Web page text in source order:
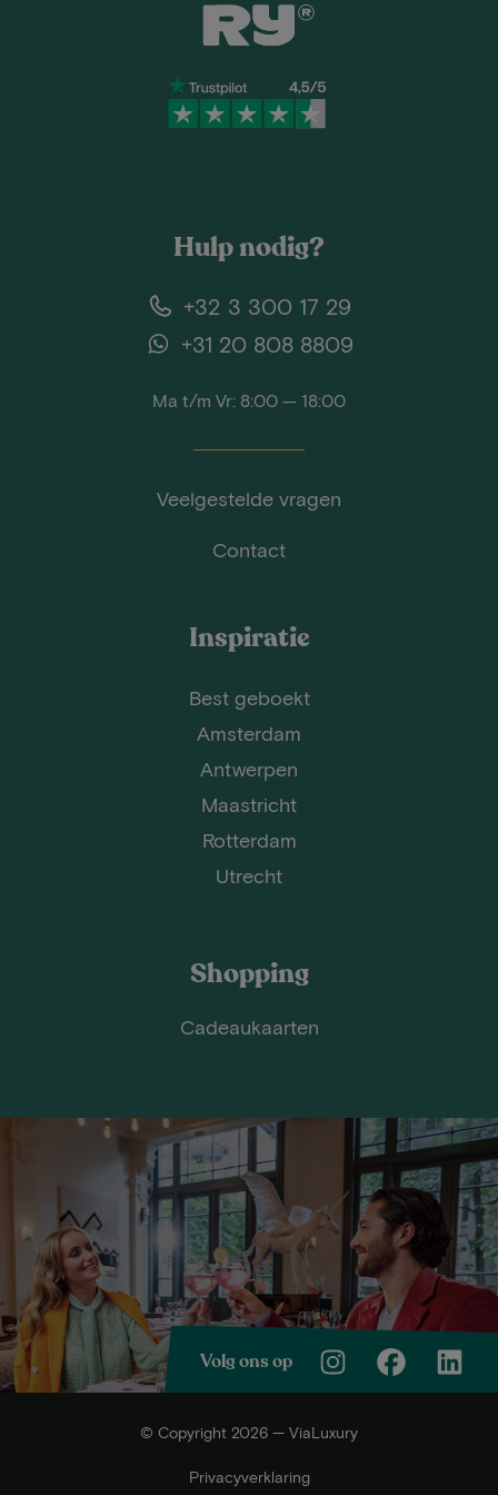
Hulp nodig?
+32 3 300 17 29
+31 20 808 8809
Ma t/m Vr: 8:00 — 18:00
Veelgestelde vragen
Contact
Inspiratie
Best geboekt
Amsterdam
Antwerpen
Maastricht
Rotterdam
Utrecht
Shopping
Cadeaukaarten
Volg ons op
© Copyright 2026 — ViaLuxury
Privacyverklaring